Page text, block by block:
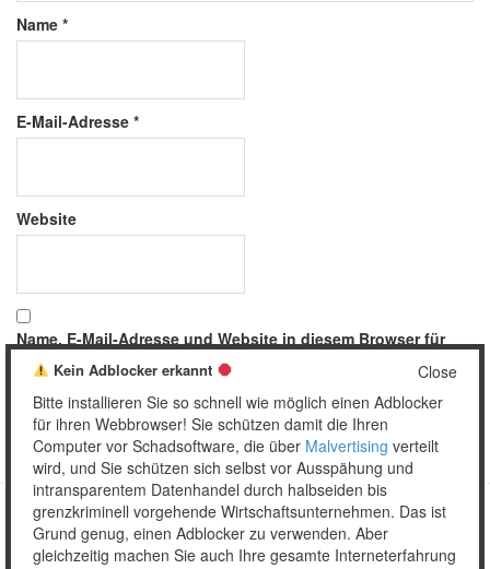
Name *
E-Mail-Adresse *
Website
Name, E-Mail-Adresse und Website in diesem Browser für
meinen nächsten Kommentar speichern.
Copyright © 2026 Unser täglich Spam.
MobileWordPress Theme by themehall.com
Close
Kein Adblocker erkannt
Bitte installieren Sie so schnell wie möglich einen Adblocker
für ihren Webbrowser! Sie schützen damit die Ihren
Computer vor Schadsoftware, die über Malvertising verteilt
wird, und Sie schützen sich selbst vor Ausspähung und
intransparentem Datenhandel durch halbseiden bis
grenzkriminell vorgehende Wirtschaftsunternehmen. Das ist
Grund genug, einen Adblocker zu verwenden. Aber
gleichzeitig machen Sie auch Ihre gesamte Interneterfahrung